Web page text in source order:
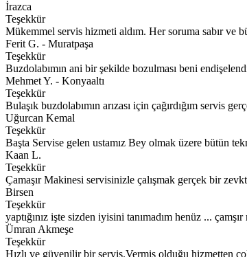
İrazca
Teşekkür
Mükemmel servis hizmeti aldım. Her soruma sabır
Ferit G. - Muratpaşa
Teşekkür
Buzdolabımın ani bir şekilde bozulması beni
Mehmet Y. - Konyaaltı
Teşekkür
Bulaşık buzdolabımın arızası için çağırdığım
Uğurcan Kemal
Teşekkür
Başta Servise gelen ustamız Bey olmak üzere bütün
Kaan L.
Teşekkür
Çamaşır Makinesi servisinizle çalışmak gerçek bir
Birsen
Teşekkür
yaptığınız işte sizden iyisini tanımadım henüz ...
Ümran Akmeşe
Teşekkür
Hızlı ve güvenilir bir servis.Vermiş olduğu hizmetten